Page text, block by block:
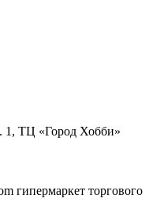
1, ТЦ «Город Хобби»
гипермаркет торгового